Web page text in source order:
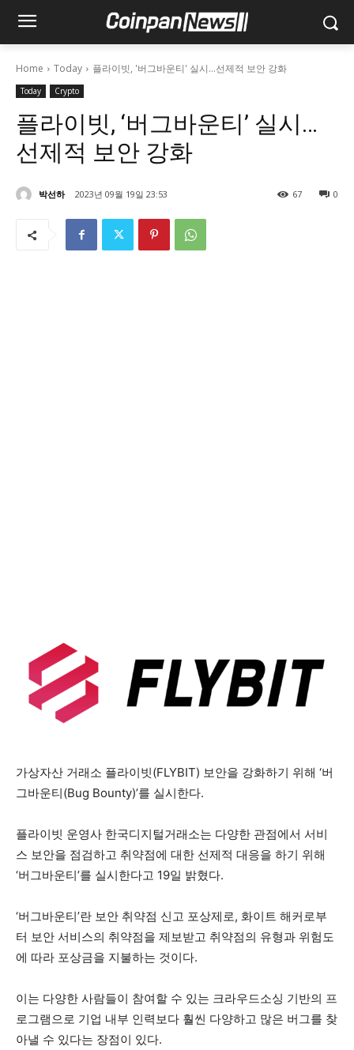
Home Today 플라이빗, '버그바운티' 실시…선제적 보안 강화
Today Crypto
플라이빗, ‘버그바운티’ 실시…
선제적 보안 강화
박선하 2023년 09월 19일 23:53 0
67
가상자산 거래소 플라이빗(FLYBIT) 보안을 강화하기 위해 ‘버
그바운티(Bug Bounty)’를 실시한다.
플라이빗 운영사 한국디지털거래소는 다양한 관점에서 서비
스 보안을 점검하고 취약점에 대한 선제적 대응을 하기 위해
‘버그바운티’를 실시한다고 19일 밝혔다.
‘버그바운티’란 보안 취약점 신고 포상제로, 화이트 해커로부
터 보안 서비스의 취약점을 제보받고 취약점의 유형과 위험도
에 따라 포상금을 지불하는 것이다.
이는 다양한 사람들이 참여할 수 있는 크라우드소싱 기반의 프
로그램으로 기업 내부 인력보다 훨씬 다양하고 많은 버그를 찾
아낼 수 있다는 장점이 있다.